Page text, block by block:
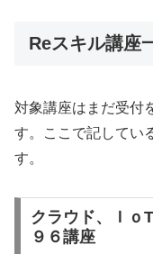
Reスキル講座
対象講座はまだ受付
す。ここで記してい
す。
クラウド、Ｉｏ
９６講座